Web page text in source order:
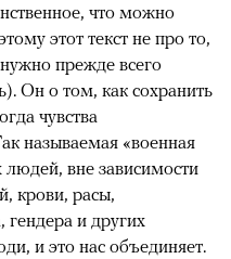
что можно
этот текст не про то,
прежде всего
Он о том, как сохранить
чувства
называемая «военная
вне зависимости
крови, расы,
гендера и других
и это нас объединяет.